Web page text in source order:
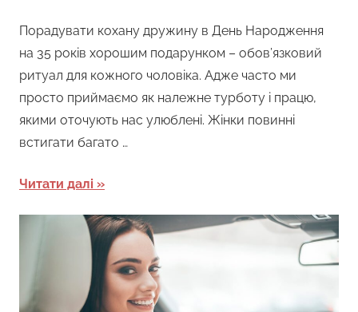
Порадувати кохану дружину в День Народження
на 35 років хорошим подарунком – обов’язковий
ритуал для кожного чоловіка. Адже часто ми
просто приймаємо як належне турботу і працю,
якими оточують нас улюблені. Жінки повинні
встигати багато …
Читати далі